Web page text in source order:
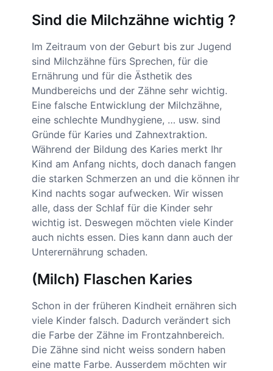
Sind die Milchzähne wichtig ?
Im Zeitraum von der Geburt bis zur Jugend
sind Milchzähne fürs Sprechen, für die
Ernährung und für die Ästhetik des
Mundbereichs und der Zähne sehr wichtig.
Eine falsche Entwicklung der Milchzähne,
eine schlechte Mundhygiene, … usw. sind
Gründe für Karies und Zahnextraktion.
Während der Bildung des Karies merkt Ihr
Kind am Anfang nichts, doch danach fangen
die starken Schmerzen an und die können ihr
Kind nachts sogar aufwecken. Wir wissen
alle, dass der Schlaf für die Kinder sehr
wichtig ist. Deswegen möchten viele Kinder
auch nichts essen. Dies kann dann auch der
Unterernährung schaden.
(Milch) Flaschen Karies
Schon in der früheren Kindheit ernähren sich
viele Kinder falsch. Dadurch verändert sich
die Farbe der Zähne im Frontzahnbereich.
Die Zähne sind nicht weiss sondern haben
eine matte Farbe. Ausserdem möchten wir